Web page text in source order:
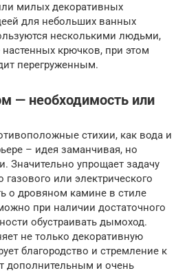
милых декоративных
для небольших ванных
несколькими людьми,
крючков, при этом
перегруженным.
— необходимость или
стихии, как вода и
– идея заманчивая, но
Значительно упрощает задачу
газового или электрического
о дровяном камине в стиле
при наличии достаточного
обустраивать дымоход.
не только декоративную
благородство и стремление к
дополнительным и очень